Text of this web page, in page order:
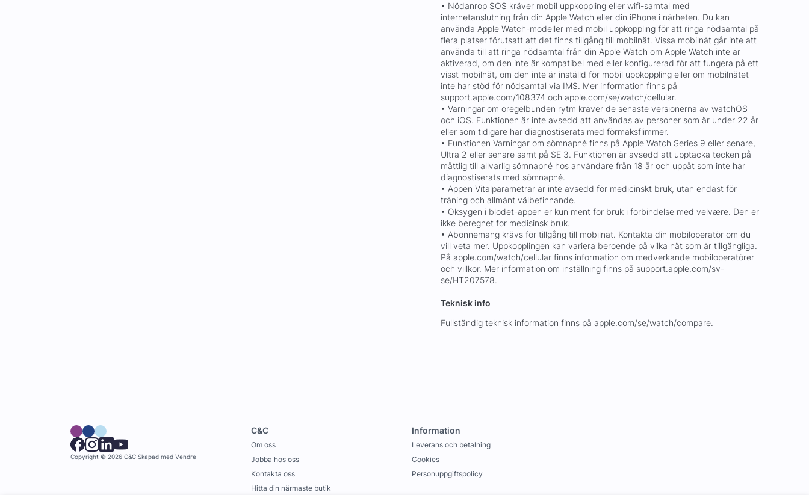
• Nödanrop SOS kräver mobil uppkoppling eller wifi-samtal med
internetanslutning från din Apple Watch eller din iPhone i närheten. Du kan
använda Apple Watch-modeller med mobil uppkoppling för att ringa nödsamtal på
flera platser förutsatt att det finns tillgång till mobilnät. Vissa mobilnät går inte att
använda till att ringa nödsamtal från din Apple Watch om Apple Watch inte är
aktiverad, om den inte är kompatibel med eller konfigurerad för att fungera på ett
visst mobilnät, om den inte är inställd för mobil uppkoppling eller om mobilnätet
inte har stöd för nödsamtal via IMS. Mer information finns på
support.apple.com/108374 och apple.com/se/watch/cellular.
• Varningar om oregelbunden rytm kräver de senaste versionerna av watchOS
och iOS. Funktionen är inte avsedd att användas av personer som är under 22 år
eller som tidigare har diagnostiserats med förmaksflimmer.
• Funktionen Varningar om sömnapné finns på Apple Watch Series 9 eller senare,
Ultra 2 eller senare samt på SE 3. Funktionen är avsedd att upptäcka tecken på
måttlig till allvarlig sömnapné hos användare från 18 år och uppåt som inte har
diagnostiserats med sömnapné.
• Appen Vitalparametrar är inte avsedd för medicinskt bruk, utan endast för
träning och allmänt välbefinnande.
• Oksygen i blodet-appen er kun ment for bruk i forbindelse med velvære. Den er
ikke beregnet for medisinsk bruk.
• Abonnemang krävs för tillgång till mobilnät. Kontakta din mobiloperatör om du
vill veta mer. Uppkopplingen kan variera beroende på vilka nät som är tillgängliga.
På apple.com/watch/cellular finns information om medverkande mobiloperatörer
och villkor. Mer information om inställning finns på support.apple.com/sv-
se/HT207578.
Teknisk info
Fullständig teknisk information finns på apple.com/se/watch/compare.
Copyright © 2026 C&C Skapad med Vendre
C&C
Om oss
Jobba hos oss
Kontakta oss
Hitta din närmaste butik
Information
Leverans och betalning
Cookies
Personuppgiftspolicy